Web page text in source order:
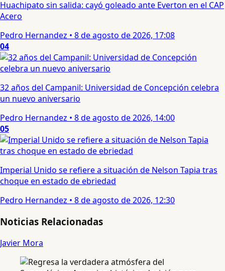
Huachipato sin salida: cayó goleado ante Everton en el CAP
Acero
Pedro Hernandez • 8 de agosto de 2026, 17:08
04
32 años del Campanil: Universidad de Concepción celebra
un nuevo aniversario
Pedro Hernandez • 8 de agosto de 2026, 14:00
05
Imperial Unido se refiere a situación de Nelson Tapia tras
choque en estado de ebriedad
Pedro Hernandez • 8 de agosto de 2026, 12:30
Noticias Relacionadas
Javier Mora